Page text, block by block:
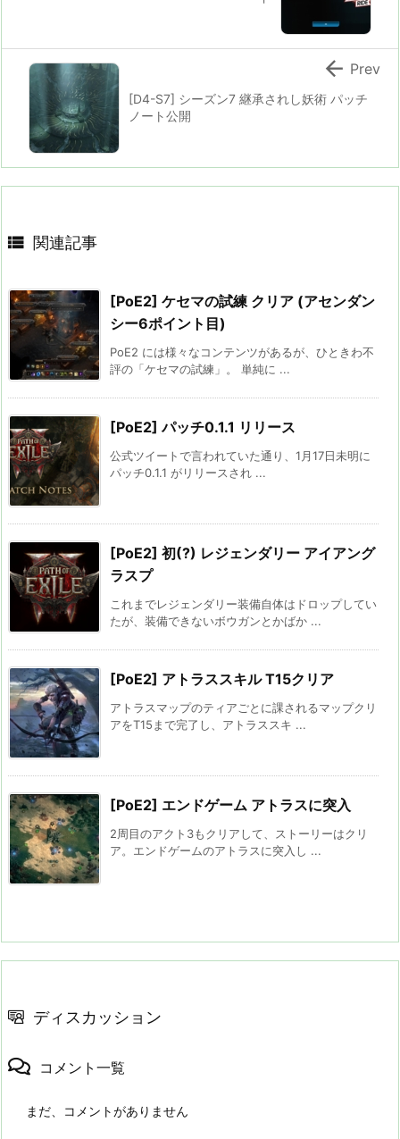
[D4-S7] シーズン7 継承されし妖術 パッチ
ノート公開
 Prev
 関連記事
[PoE2] ケセマの試練 クリア (アセンダン
シー6ポイント目)
PoE2 には様々なコンテンツがあるが、ひときわ不
評の「ケセマの試練」。 単純に ...
[PoE2] パッチ0.1.1 リリース
公式ツイートで言われていた通り、1月17日未明に
パッチ0.1.1 がリリースされ ...
[PoE2] 初(?) レジェンダリー アイアング
ラスプ
これまでレジェンダリー装備自体はドロップしてい
たが、装備できないボウガンとかばか ...
[PoE2] アトラススキル T15クリア
アトラスマップのティアごとに課されるマップクリ
アをT15まで完了し、アトラススキ ...
[PoE2] エンドゲーム アトラスに突入
2周目のアクト3もクリアして、ストーリーはクリ
ア。エンドゲームのアトラスに突入し ...
ディスカッション
コメント一覧
まだ、コメントがありません